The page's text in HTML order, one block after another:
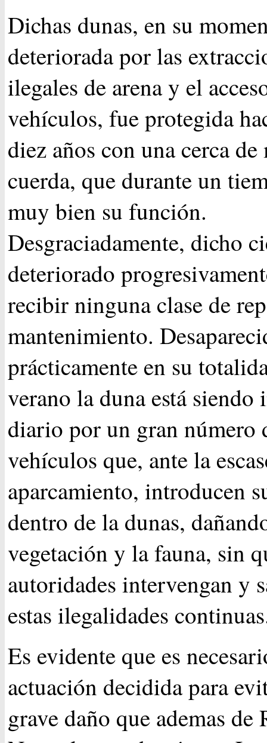
Dichas dunas, en su
deteriorada por las
ilegales de arena y el
vehículos, fue protegida
diez años con una cerca de
cuerda, que durante un
muy bien su función.
Desgraciadamente, dicho
deteriorado
recibir ninguna clase de
mantenimiento.
prácticamente en su
verano la duna está siendo
diario por un gran número
vehículos que, ante la
aparcamiento, introducen
dentro de la dunas,
vegetación y la fauna, sin
autoridades intervengan y
estas ilegalidades
Es evidente que es
actuación decidida para
grave daño que ademas de